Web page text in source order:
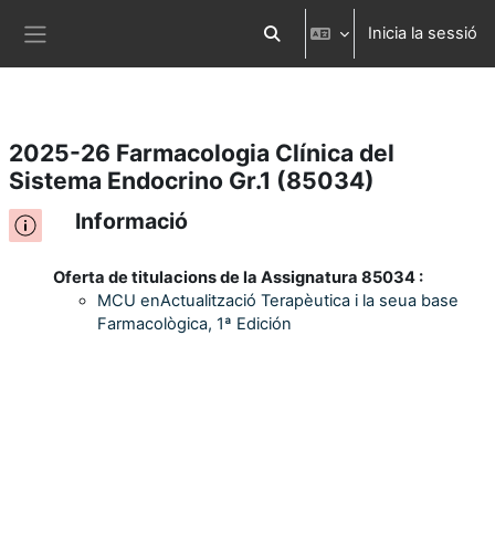
Ves al contingut principal Commuta l'entrada de la cerca
Inicia la sessió
2025-26 Farmacologia Clínica del
Sistema Endocrino Gr.1 (85034)
Informació
Oferta de titulacions de la Assignatura 85034 :
MCU enActualització Terapèutica i la seua base
Farmacològica, 1ª Edición